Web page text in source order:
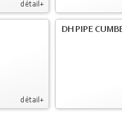
détail+
détail+
DH PIPE